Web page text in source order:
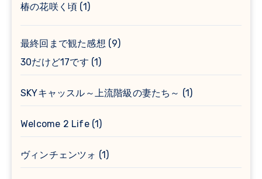
椿の花咲く頃 (1)
最終回まで観た感想 (9)
30だけど17です (1)
SKYキャッスル～上流階級の妻たち～ (1)
Welcome 2 Life(1)
ヴィンチェンツォ (1)